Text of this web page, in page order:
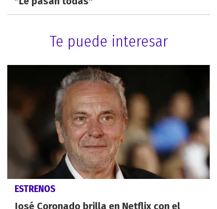
Te puede interesar
ESTRENOS
José Coronado brilla en Netflix con el